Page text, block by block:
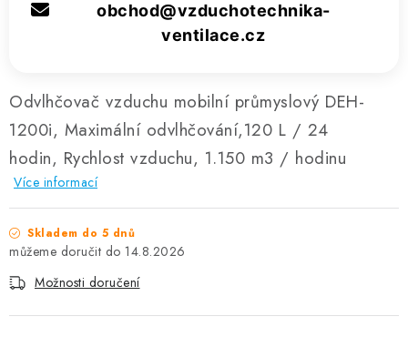
Odvlhčovač vzduchu mobilní průmyslový DEH-
1200i, Maximální odvlhčování,120 L / 24
hodin, Rychlost vzduchu, 1.150 m3 / hodinu
Více informací
Skladem do 5 dnů
14.8.2026
Možnosti doručení
obchod@vzduchotechnika-
ventilace.cz